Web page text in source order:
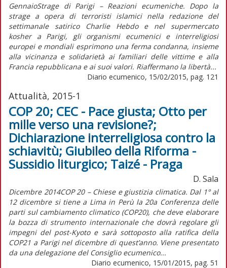
GennaioStrage di Parigi – Reazioni ecumeniche. Dopo la
strage a opera di terroristi islamici nella redazione del
settimanale satirico Charlie Hebdo e nel supermercato
kosher a Parigi, gli organismi ecumenici e interreligiosi
europei e mondiali esprimono una ferma condanna, insieme
alla vicinanza e solidarietà ai familiari delle vittime e alla
Francia repubblicana e ai suoi valori. Riaffermano la libertà...
Diario ecumenico, 15/02/2015, pag. 121
Attualità, 2015-1
COP 20; CEC - Pace giusta; Otto per
mille verso una revisione?;
Dichiarazione interreligiosa contro la
schiavitù; Giubileo della Riforma -
Sussidio liturgico; Taizé - Praga
D. Sala
Dicembre 2014COP 20 – Chiese e giustizia climatica. Dal 1° al
12 dicembre si tiene a Lima in Perù la 20a Conferenza delle
parti sul cambiamento climatico (COP20), che deve elaborare
la bozza di strumento internazionale che dovrà regolare gli
impegni del post-Kyoto e sarà sottoposto alla ratifica della
COP21 a Parigi nel dicembre di quest’anno. Viene presentato
da una delegazione del Consiglio ecumenico...
Diario ecumenico, 15/01/2015, pag. 51